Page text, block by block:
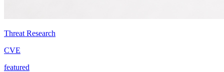
Threat Research
CVE
featured